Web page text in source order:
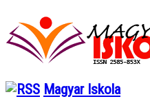
Magyar Iskola